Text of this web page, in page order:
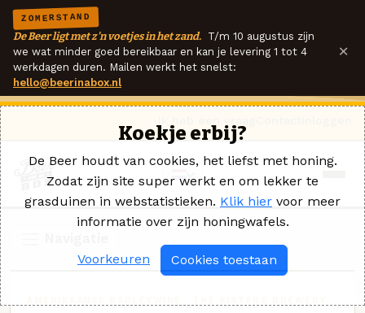
ZOMERSTAND
De Beer ligt met z'n voetjes in het zand. T/m 10 augustus zijn
we wat minder goed bereikbaar en kan je levering 1 tot 4
werkdagen duren. Mailen werkt het snelst:
hello@beerinabox.nl
×
Koekje erbij?
De Beer houdt van cookies, het liefst met honing.
Zodat zijn site super werkt en om lekker te
grasduinen in webstatistieken. Klik hier voor meer
informatie over zijn honingwafels.
Voorkeuren Cookies toestaan